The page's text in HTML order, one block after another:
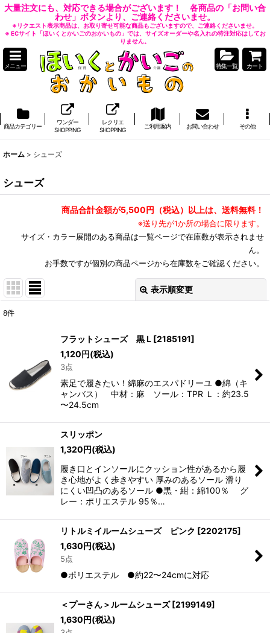
大量注文にも、対応できる場合がございます！ 各商品の「お問い合
わせ」ボタンより、ご連絡くださいませ。
※リクエスト表示商品は、お取り寄せ可能な商品もございますので、ご連絡くださいませ。
※ ECサイト「ほいくとかいごのおかいもの」では、サイズオーダーや名入れの特注対応はしてお
りません。
メニュー 特集一覧 カート
商品カテゴリー
ワンダー
SHOPPING
レクリエ
SHOPPING
ご利用案内 お問い合わせ その他
ホーム > シューズ
シューズ
商品合計金額が5,500円（税込）以上は、送料無料！
※送り先が1か所の場合に限ります。
サイズ・カラー展開のある商品は一覧ページで在庫数が表示されませ
ん。
お手数ですが個別の商品ページから在庫数をご確認ください。
表示順変更
絞り込む
8件
フラットシューズ 黒 L [2185191]
1,120 円(税込)
3点
素足で履きたい！綿麻のエスパドリーユ ●綿（キ
ャンバス） 中材：麻 ソール：TPR Ｌ：約23.5
〜24.5cm
スリッポン
1,320 円(税込)
履き口とインソールにクッション性があるから履
き心地がよく歩きやすい 厚みのあるソール 滑り
にくい凹凸のあるソール ●黒・紺：綿100％ グ
レー：ポリエステル 95％…
リトルミイルームシューズ ピンク [2202175]
1,630 円(税込)
5点
●ポリエステル ●約22〜24cmに対応
＜プーさん＞ルームシューズ [2199149]
1,630 円(税込)